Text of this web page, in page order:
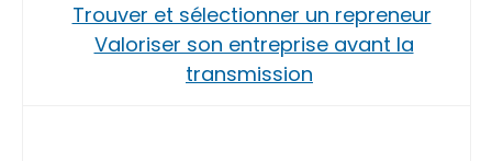
Trouver et sélectionner un repreneur
Valoriser son entreprise avant la
transmission